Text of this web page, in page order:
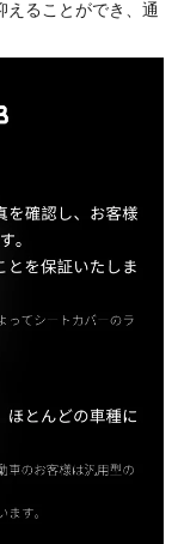
えることができ、通